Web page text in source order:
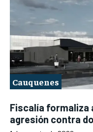
Cauquenes
Fiscalía formaliza
agresión contra